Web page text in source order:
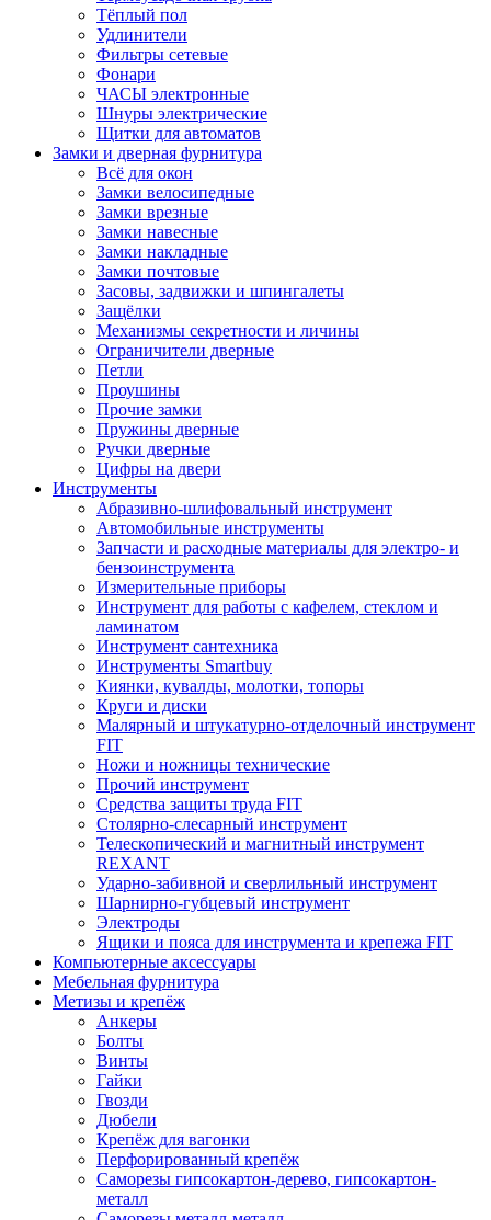
Тёплый пол
Удлинители
Фильтры сетевые
Фонари
ЧАСЫ электронные
Шнуры электрические
Щитки для автоматов
Замки и дверная фурнитура
Всё для окон
Замки велосипедные
Замки врезные
Замки навесные
Замки накладные
Замки почтовые
Засовы, задвижки и шпингалеты
Защёлки
Механизмы секретности и личины
Ограничители дверные
Петли
Проушины
Прочие замки
Пружины дверные
Ручки дверные
Цифры на двери
Инструменты
Абразивно-шлифовальный инструмент
Автомобильные инструменты
Запчасти и расходные материалы для электро- и
бензоинструмента
Измерительные приборы
Инструмент для работы с кафелем, стеклом и
ламинатом
Инструмент сантехника
Инструменты Smartbuy
Киянки, кувалды, молотки, топоры
Круги и диски
Малярный и штукатурно-отделочный инструмент
FIT
Ножи и ножницы технические
Прочий инструмент
Средства защиты труда FIT
Столярно-слесарный инструмент
Телескопический и магнитный инструмент
REXANT
Ударно-забивной и сверлильный инструмент
Шарнирно-губцевый инструмент
Электроды
Ящики и пояса для инструмента и крепежа FIT
Компьютерные аксессуары
Мебельная фурнитура
Метизы и крепёж
Анкеры
Болты
Винты
Гайки
Гвозди
Дюбели
Крепёж для вагонки
Перфорированный крепёж
Саморезы гипсокартон-дерево, гипсокартон-
металл